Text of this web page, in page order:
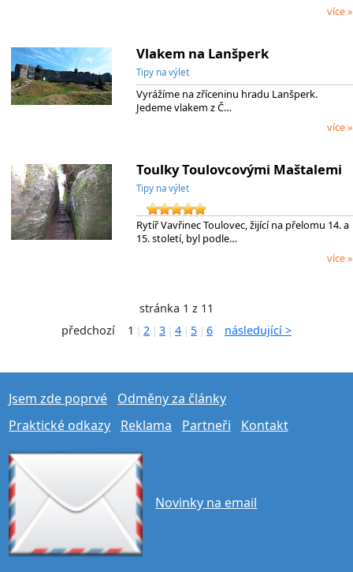
více »
Vlakem na Lanšperk
Tipy na výlet
Vyrážíme na zříceninu hradu Lanšperk.
Jedeme vlakem z Č…
více »
Toulky Toulovcovými Maštalemi
Tipy na výlet
Rytíř Vavřinec Toulovec, žijící na přelomu 14. a
15. století, byl podle…
více »
stránka 1 z 11
předchozí
1 2 3 4 5 6 následující >
Jsem zde poprvé
Odměny za články
Praktické odkazy
Reklama Partneři Kontakt
Novinky na email